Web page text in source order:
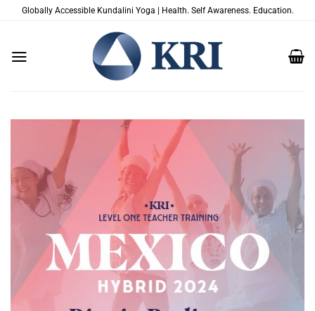
SaltarGlobally Accessible Kundalini Yoga | Health. Self Awareness. Education.